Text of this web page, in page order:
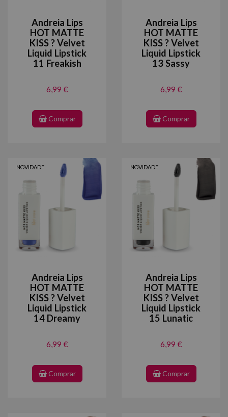
Andreia Lips
HOT MATTE
KISS ? Velvet
Liquid Lipstick
11 Freakish
6,99 €
Comprar
Andreia Lips
HOT MATTE
KISS ? Velvet
Liquid Lipstick
13 Sassy
6,99 €
Comprar
NOVIDADE
Andreia Lips
HOT MATTE
KISS ? Velvet
Liquid Lipstick
14 Dreamy
6,99 €
Comprar
NOVIDADE
Andreia Lips
HOT MATTE
KISS ? Velvet
Liquid Lipstick
15 Lunatic
6,99 €
Comprar